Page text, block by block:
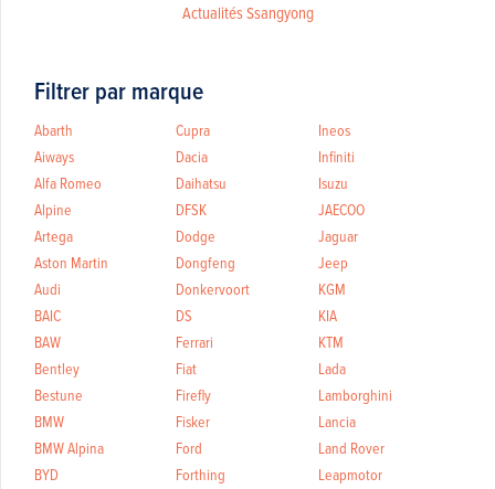
Actualités Ssangyong
Filtrer par marque
Abarth
Aiways
Alfa Romeo
Alpine
Artega
Aston Martin
Audi
BAIC
BAW
Bentley
Bestune
BMW
BMW Alpina
BYD
Cupra
Dacia
Daihatsu
DFSK
Dodge
Dongfeng
Donkervoort
DS
Ferrari
Fiat
Firefly
Fisker
Ford
Forthing
Ineos
Infiniti
Isuzu
JAECOO
Jaguar
Jeep
KGM
KIA
KTM
Lada
Lamborghini
Lancia
Land Rover
Leapmotor